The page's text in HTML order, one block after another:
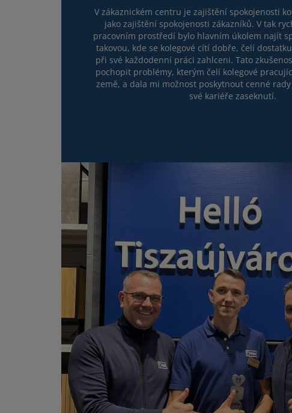
V zákaznickém centru je zajištění spokojenosti
jako zajištění spokojenosti zákazníků. V tak
pracovním prostředí bylo hlavním úkolem najít
takovou, kde se kolegové cítí dobře, čelí
při své každodenní práci zahlceni. Tato
pochopit problémy, kterým čelí kolegové
země, a dala mi možnost poskytnout cenné
své kariéře zaseknutí.